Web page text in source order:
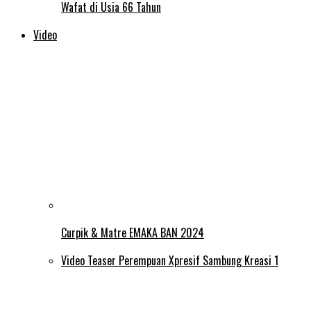
Wafat di Usia 66 Tahun
Video
Curpik & Matre EMAKA BAN 2024
Video Teaser Perempuan Xpresif Sambung Kreasi 1